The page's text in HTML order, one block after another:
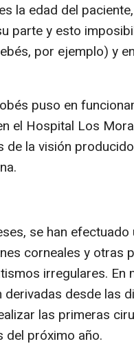
la edad del
parte y esto
por ejemplo) y
puso en
el Hospital Los
la visión
se han
corneales y otras
irregulares. En
desde las
las primeras
próximo año.